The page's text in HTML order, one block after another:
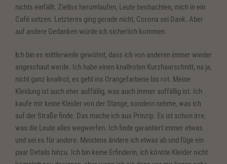
nichts einfällt. Ziellos herumlaufen, Leute beobachten, mich in ein
Café setzen. Letzteres ging gerade nicht, Corona sei Dank. Aber
auf andere Gedanken würde ich sicherlich kommen.
Ich bin es mittlerweile gewöhnt, dass ich von anderen immer wieder
angeschaut werde. Ich habe einen knallroten Kurzhaarschnitt, na ja,
nicht ganz knallrot, es geht ins Orangefarbene bis rot. Meine
Kleidung ist auch eher auffällig, was auch immer auffällig ist. Ich
kaufe mir keine Kleider von der Stange, sondern nehme, was ich
auf der Straße finde. Das mache ich aus Prinzip. Es ist schon irre,
was die Leute alles wegwerfen. Ich finde garantiert immer etwas
und sei es für andere. Meistens ändere ich etwas ab und füge ein
paar Details hinzu. Ich bin keine Erfinderin, ich könnte Kleider nicht